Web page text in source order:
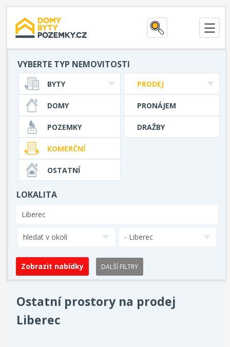
VYBERTE TYP NEMOVITOSTI
PRODEJ
PRONÁJEM
DRAŽBY
BYTY
DOMY
POZEMKY
KOMERČNÍ
OSTATNÍ
LOKALITA
hledat v okolí - Liberec
DALŠÍ FILTRY
Ostatní prostory na prodej
Liberec